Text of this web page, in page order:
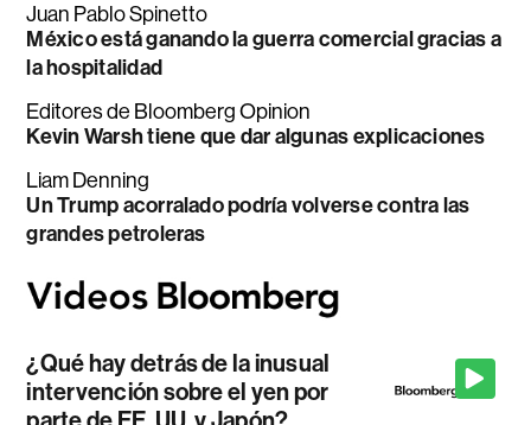
Juan Pablo Spinetto
México está ganando la guerra comercial gracias a
la hospitalidad
Editores de Bloomberg Opinion
Kevin Warsh tiene que dar algunas explicaciones
Liam Denning
Un Trump acorralado podría volverse contra las
grandes petroleras
¿Qué hay detrás de la inusual
intervención sobre el yen por